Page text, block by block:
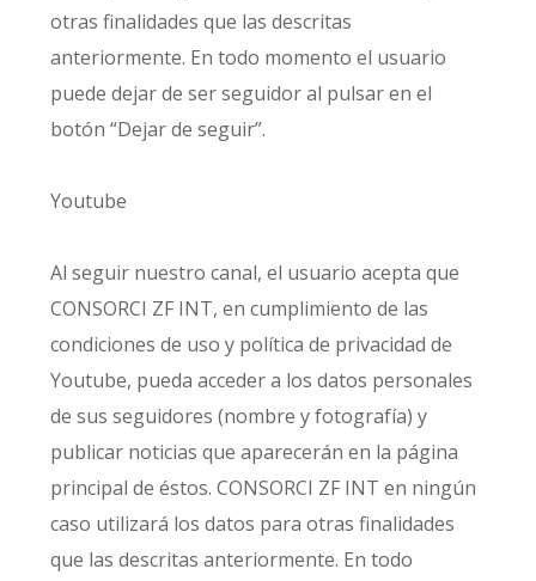
otras finalidades que las descritas
anteriormente. En todo momento el usuario
puede dejar de ser seguidor al pulsar en el
botón “Dejar de seguir”.
Youtube
Al seguir nuestro canal, el usuario acepta que
CONSORCI ZF INT, en cumplimiento de las
condiciones de uso y política de privacidad de
Youtube, pueda acceder a los datos personales
de sus seguidores (nombre y fotografía) y
publicar noticias que aparecerán en la página
principal de éstos. CONSORCI ZF INT en ningún
caso utilizará los datos para otras finalidades
que las descritas anteriormente. En todo